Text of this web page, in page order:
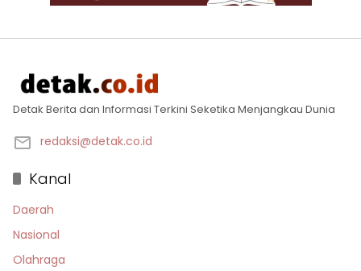
Detak Berita dan Informasi Terkini Seketika Menjangkau Dunia
redaksi@detak.co.id
Kanal
Daerah
Nasional
Olahraga